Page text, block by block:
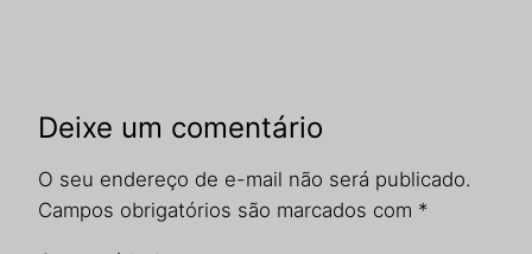
Deixe um comentário
O seu endereço de e-mail não será publicado.
Campos obrigatórios são marcados com *